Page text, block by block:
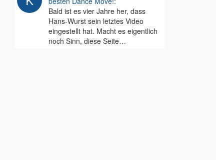
Bald ist es vier Jahre her, dass
Hans-Wurst sein letztes Video
eingestellt hat. Macht es eigentlich
noch Sinn, diese Seite…